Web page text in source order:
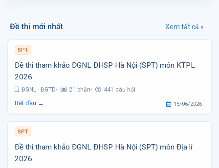
Đề thi mới nhất Xem tất cả »
SPT
Đề thi tham khảo ĐGNL ĐHSP Hà Nội (SPT) môn KTPL
2026
ĐGNL - ĐGTD 21 phần 441 câu hỏi
Bắt đầu → 15/06/2026
SPT
Đề thi tham khảo ĐGNL ĐHSP Hà Nội (SPT) môn Địa lí
2026